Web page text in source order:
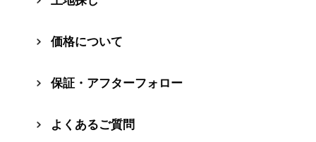
価格について
保証・アフターフォロー
よくあるご質問